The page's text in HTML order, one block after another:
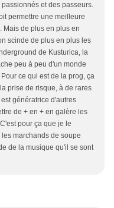
et des passeurs.
permettre une meilleure
Mais de plus en plus en
scinde de plus en plus les
de Kusturica, la
peu à peu d'un monde
ce qui est de la prog, ça
prise de risque, à de rares
génératrice d'autres
de + en + en galère les
pour ça que je le
marchands de soupe
de la musique qu'il se sont